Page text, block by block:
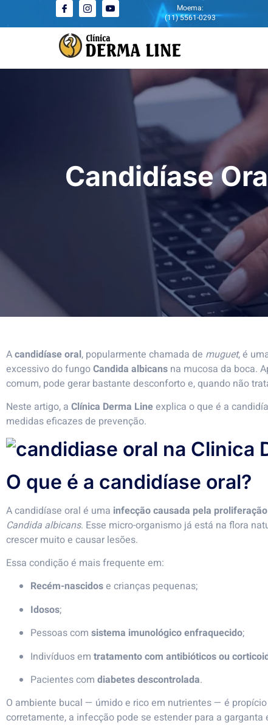
Moema:
(11) 5561-0293
Candidíase
Acandidíase oral, popularmente chamada de muguet, é
excessivo do fungoCandida albicans na mucosa da boca.
comum, pode gerar bastante desconforto e, quando não
Neste artigo, a Clínica Derma Lineexplica o que é a
medidas eficazes de prevenção.
O que é a candidíase oral?
A candidíase oral é uma infecção causada pela
Candida albicans. Esse micro-organismo já está na flora
crescer muito e causar lesões.
Essa condição é mais frequente em:
Recém-nascidose crianças pequenas;
Idosos;
Pessoas com sistema imunológico enfraquecido;
Indivíduos em tratamento com antibióticos ou
Pacientes com diabetes descontrolada.
O ambiente bucal — úmido e rico em nutrientes — é
corretamente, a infecção pode se estender para a garganta